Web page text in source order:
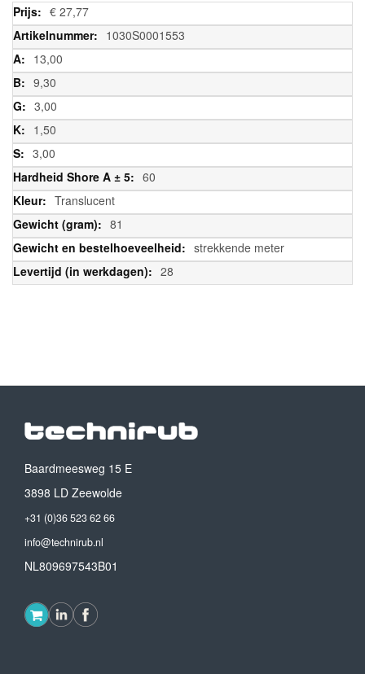
Meer
informatie
€ 27,77
1030S0001553
13,00
9,30
3,00
1,50
3,00
60
Translucent
81
strekkende meter
28
Baardmeesweg 15 E
3898 LD Zeewolde
+31 (0)36 523 62 66
info@technirub.nl
NL809697543B01